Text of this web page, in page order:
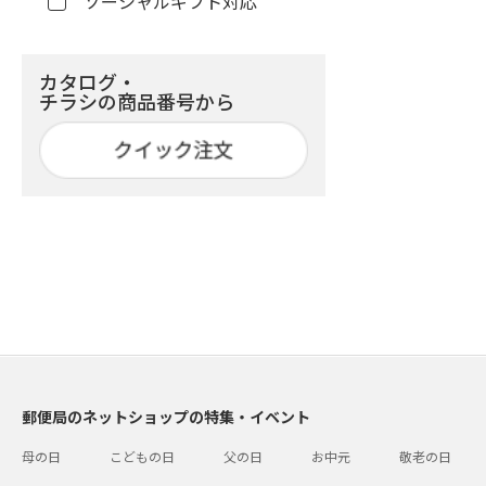
カタログ・
チラシの商品番号から
郵便局のネットショップの特集・イベント
母の日 こどもの日 父の日 お中元 敬老の日